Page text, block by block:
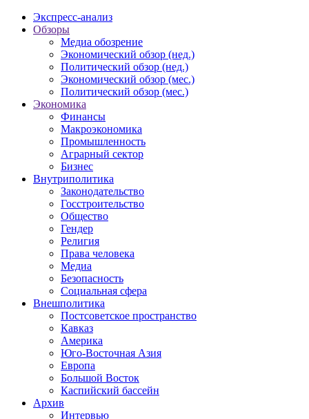
Экспресс-анализ
Обзоры
Медиа обозрение
Экономический обзор (нед.)
Политический обзор (нед.)
Экономический обзор (мес.)
Политический обзор (мес.)
Экономика
Финансы
Макроэкономика
Промышленность
Аграрный сектор
Бизнес
Внутриполитика
Законодательство
Госстроительство
Общество
Гендер
Религия
Права человека
Медиа
Безопасность
Социальная сфера
Внешполитика
Постсоветское пространство
Кавказ
Америка
Юго-Восточная Азия
Европа
Большой Восток
Каспийский бассейн
Архив
Интервью